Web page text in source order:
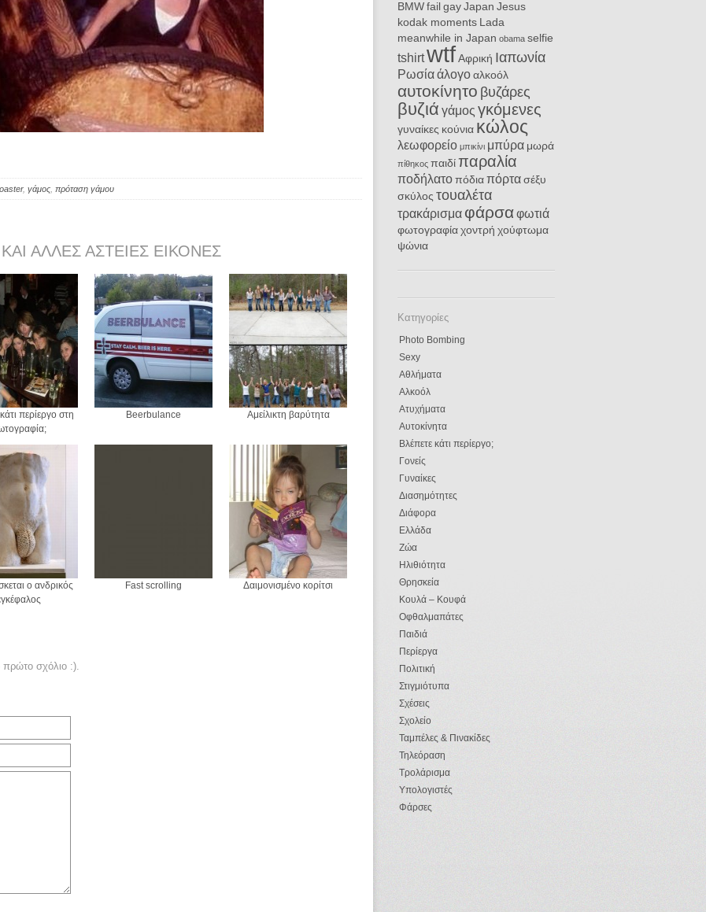
BMW fail gay Japan Jesus
kodak moments Lada
meanwhile in Japan obama selfie
tshirtwtf Αφρική Ιαπωνία
Ρωσίαάλογο αλκοόλ
αυτοκίνητο βυζάρες
βυζιά γάμος γκόμενες
γυναίκες κούνια κώλος
λεωφορείο μπικίνι μπύρα μωρά
πίθηκος παιδί παραλία
ποδήλατο πόδια πόρτα σέξυ
σκύλος τουαλέτα
τρακάρισμα φάρσαφωτιά
φωτογραφία χοντρή χούφτωμα
ψώνια
Κατηγορίες
Photo Bombing
Sexy
Αθλήματα
Αλκοόλ
Ατυχήματα
Αυτοκίνητα
Βλέπετε κάτι περίεργο;
Γονείς
Γυναίκες
Διασημότητες
Διάφορα
Ελλάδα
Ζώα
Ηλιθιότητα
Θρησκεία
Κουλά – Κουφά
Οφθαλμαπάτες
Παιδιά
Περίεργα
Πολιτική
Στιγμιότυπα
Σχέσεις
Σχολείο
Ταμπέλες & Πινακίδες
Τηλεόραση
Τρολάρισμα
Υπολογιστές
Φάρσες
, γάμος πρόταση γάμου
ΆΛΛΕΣ ΑΣΤΕΊΕΣ ΕΙΚΌΝΕΣ
περίεργο στη
Beerbulance Αμείλικτη βαρύτητα
ο ανδρικός
Fast scrolling Δαιμονισμένο κορίτσι
πρώτο σχόλιο :).